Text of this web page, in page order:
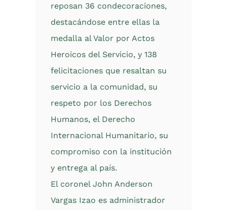
reposan 36 condecoraciones,
destacándose entre ellas la
medalla al Valor por Actos
Heroicos del Servicio, y 138
felicitaciones que resaltan su
servicio a la comunidad, su
respeto por los Derechos
Humanos, el Derecho
Internacional Humanitario, su
compromiso con la institución
y entrega al país.
El coronel John Anderson
Vargas Izao es administrador